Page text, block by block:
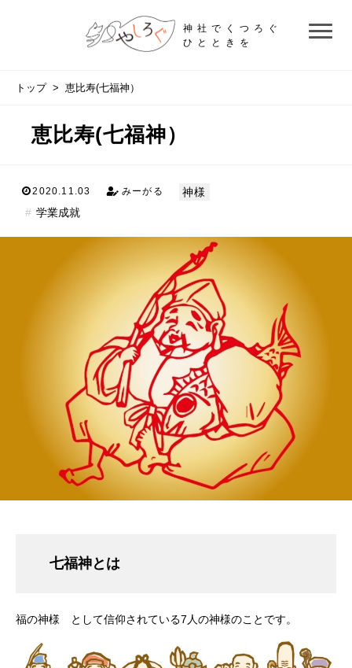
神社でくつろぐ
ひとときを
トップ> 恵比寿(七福神）
恵比寿(七福神）
2020.11.03 みーがる
神様
学業成就
七福神とは
福の神様 として信仰されている7人の神様のことです。